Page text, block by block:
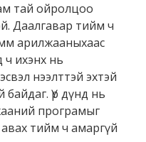
тай ойролцоо
Даалгавар тийм ч
арилжааныхаас
ч ихэнх нь
нээлттэй эхтэй
Үр дүнд нь
програмыг
тийм ч амаргүй